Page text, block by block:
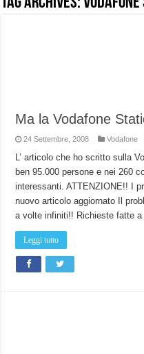
Brondi Amico Vero 4G: Focus su
Brondi Amico VERO 4G : Focus su
Ma la Vodafone
24 Settembre, 2008 Vodafone
L’ articolo che ho scritto sulla
ben 95.000 persone e nei 260
interessanti. ATTENZIONE!! I
nuovo articolo aggiornato Il
a volte infiniti!! Richieste fatte a
Leggi tutto